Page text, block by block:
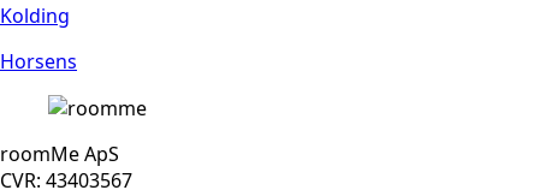
Kolding
Horsens
roomMe ApS
CVR: 43403567